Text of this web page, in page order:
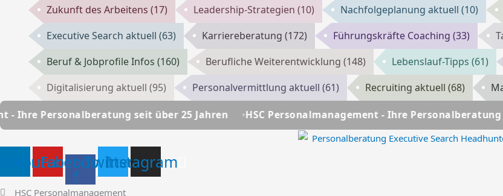
Zukunft des Arbeitens (17) Leadership-Strategien (10) Nachfolgeplanung aktuell (10)
Executive Search aktuell (63) Karriereberatung (172) Führungskräfte Coaching (33)
Beruf & Jobprofile Infos (160) Berufliche Weiterentwicklung (148) Lebenslauf-Tipps (61)
Digitalisierung aktuell (95) Personalvermittlung aktuell (61) Recruiting aktuell (68)
seit über 25 Jahren HSC Personalmanagement - Ihre Personalberatung seit über 25
Youtube
Facebook-
f
Twitter
Instagram
HSC Personalmanagement